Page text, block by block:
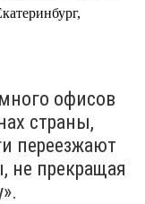
офисов
страны,
переезжают
не прекращая